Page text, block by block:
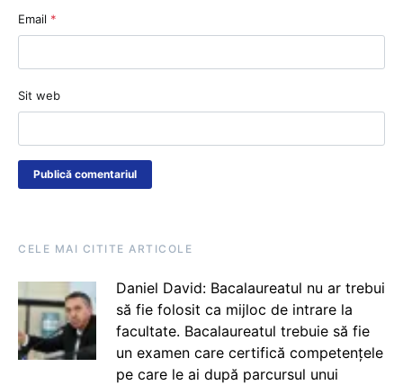
Email *
Sit web
CELE MAI CITITE ARTICOLE
Daniel David: Bacalaureatul nu ar trebui
să fie folosit ca mijloc de intrare la
facultate. Bacalaureatul trebuie să fie
un examen care certifică competențele
pe care le ai după parcursul unui